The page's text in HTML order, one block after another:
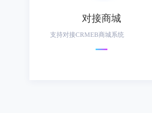
对接商城
支持对接CRMEB商城系统